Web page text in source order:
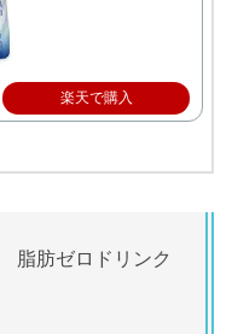
楽天で購入
脂肪ゼロドリンク